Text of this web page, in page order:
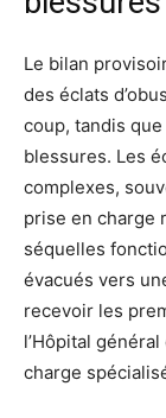
Le bilan
des éclats
coup, tandis
blessures. Les
complexes,
prise en charge
séquelles
évacués vers
recevoir les
l’Hôpital
charge